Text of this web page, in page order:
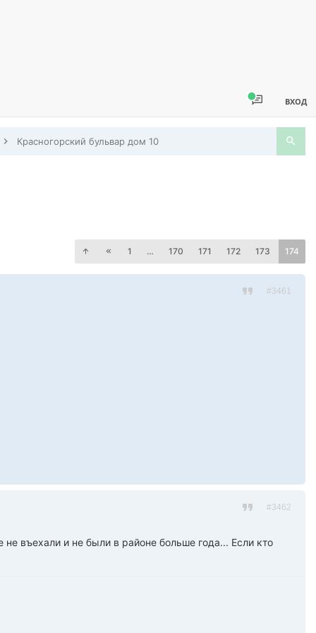
ВХОД
Красногорский бульвар дом 10
1 … 170 171 172 173 174
#3461
#3462
въехали и не были в районе больше года... Если кто